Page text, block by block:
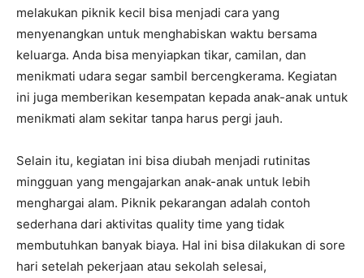
melakukan piknik kecil bisa menjadi cara yang
menyenangkan untuk menghabiskan waktu bersama
keluarga. Anda bisa menyiapkan tikar, camilan, dan
menikmati udara segar sambil bercengkerama. Kegiatan
ini juga memberikan kesempatan kepada anak-anak untuk
menikmati alam sekitar tanpa harus pergi jauh.
Selain itu, kegiatan ini bisa diubah menjadi rutinitas
mingguan yang mengajarkan anak-anak untuk lebih
menghargai alam. Piknik pekarangan adalah contoh
sederhana dari aktivitas quality time yang tidak
membutuhkan banyak biaya. Hal ini bisa dilakukan di sore
hari setelah pekerjaan atau sekolah selesai,